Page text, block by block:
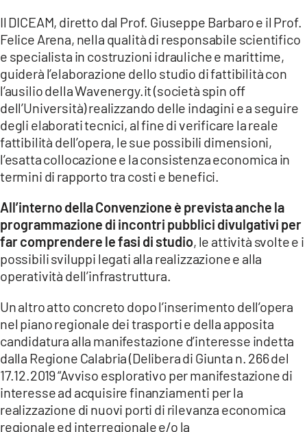
App
ANDROID
APPLE
Il DICEAM, diretto dal Prof. Giuseppe Barbaro e il Prof.
Felice Arena, nella qualità di responsabile scientifico
e specialista in costruzioni idrauliche e marittime,
guiderà l’elaborazione dello studio di fattibilità con
l’ausilio della Wavenergy.it (società spin off
dell’Università) realizzando delle indagini e a seguire
degli elaborati tecnici, al fine di verificare la reale
fattibilità dell’opera, le sue possibili dimensioni,
l’esatta collocazione e la consistenza economica in
termini di rapporto tra costi e benefici.
All’interno della Convenzione è prevista anche la
programmazione di incontri pubblici divulgativi per
far comprendere le fasi di studio, le attività svolte e i
possibili sviluppi legati alla realizzazione e alla
operatività dell’infrastruttura.
Un altro atto concreto dopo l’inserimento dell’opera
nel piano regionale dei trasporti e della apposita
candidatura alla manifestazione d’interesse indetta
dalla Regione Calabria (Delibera di Giunta n. 266 del
17.12.2019 “Avviso esplorativo per manifestazione di
interesse ad acquisire finanziamenti per la
realizzazione di nuovi porti di rilevanza economica
regionale ed interregionale e/o la